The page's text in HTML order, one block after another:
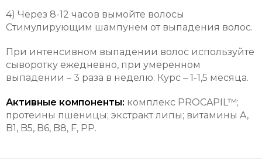
4) Через 8-12 часов вымойте волосы
Стимулирующим шампунем от выпадения волос.
При интенсивном выпадении волос используйте
сыворотку ежедневно, при умеренном
выпадении – 3 раза в неделю. Курс – 1-1,5 месяца.
Активные компоненты: комплекс PROCAPIL™;
протеины пшеницы; экстракт липы; витамины A,
B1, B5, B6, B8, F, PP.